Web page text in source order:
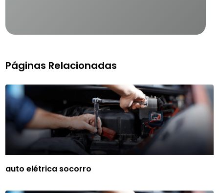
Páginas Relacionadas
auto elétrica socorro